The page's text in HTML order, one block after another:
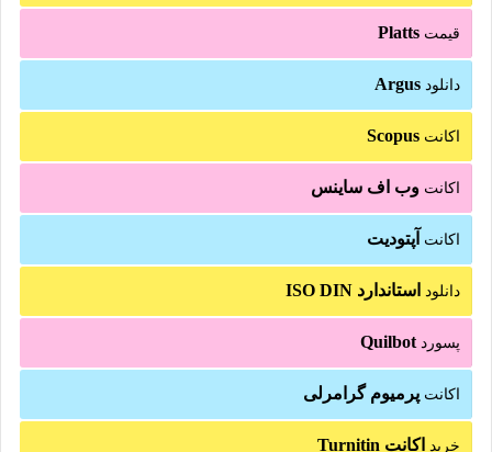
قیمت Platts
دانلود Argus
اکانت Scopus
اکانت وب اف ساینس
اکانت آپتودیت
دانلود استاندارد ISO DIN
پسوردQuilbot
اکانت پرمیوم گرامرلی
خرید اکانت Turnitin